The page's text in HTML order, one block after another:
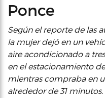
Ponce
Según el reporte de las
la mujer dejó en un
aire acondicionado a
en el estacionamiento
mientras compraba en
alrededor de 31 minutos.